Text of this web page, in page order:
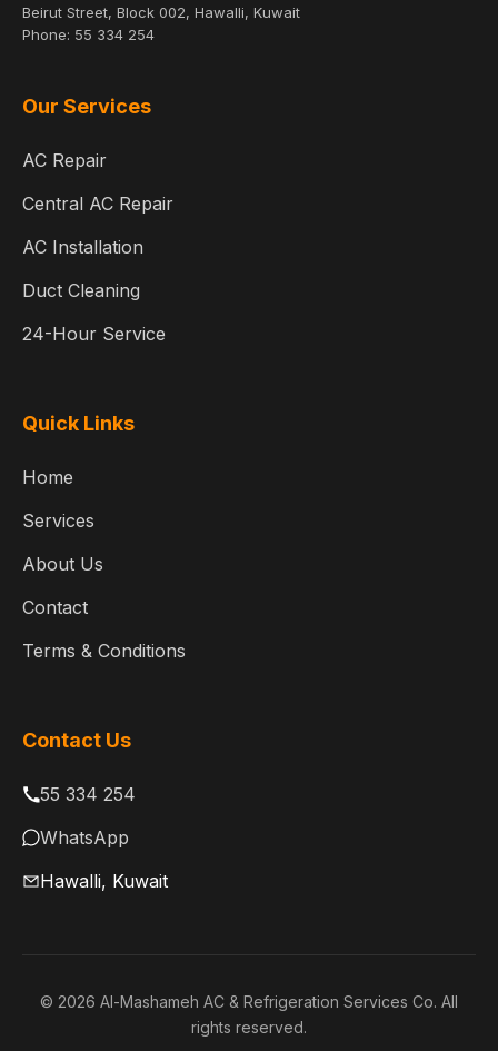
Beirut Street, Block 002, Hawalli, Kuwait
Phone: 55 334 254
Our Services
AC Repair
Central AC Repair
AC Installation
Duct Cleaning
24-Hour Service
Quick Links
Home
Services
About Us
Contact
Terms & Conditions
Contact Us
55 334 254
WhatsApp
Hawalli, Kuwait
© 2026 Al-Mashameh AC & Refrigeration Services Co. All
rights reserved.